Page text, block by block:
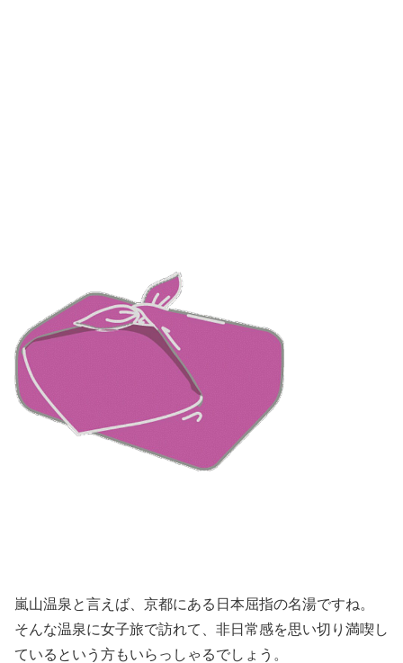
嵐山温泉と言えば、京都にある日本屈指の名湯ですね。
そんな温泉に女子旅で訪れて、非日常感を思い切り満喫し
ているという方もいらっしゃるでしょう。